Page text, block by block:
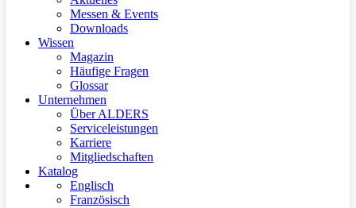
Messen & Events
Downloads
Wissen
Magazin
Häufige Fragen
Glossar
Unternehmen
Über ALDERS
Serviceleistungen
Karriere
Mitgliedschaften
Katalog
Englisch
Französisch